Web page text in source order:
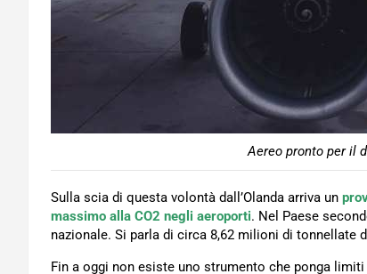
Aereo pronto per il
Sulla scia di questa volontà dall’Olanda arriva un
massimo alla CO2 negli aeroporti. Nel Paese
nazionale. Si parla di circa 8,62 milioni di tonnellate
Fin a oggi non esiste uno strumento che ponga